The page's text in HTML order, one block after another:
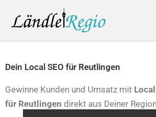
Dein Local SEO für Reutlingen
Gewinne Kunden und Umsatz mit Local
für Reutlingen direkt aus Deiner